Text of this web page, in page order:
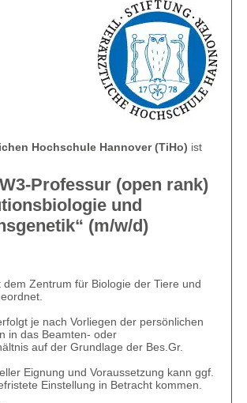
Hochschule Hannover (TiHo) ist
Professur (open rank)
und
(m/w/d)
dem Zentrum für Biologie der Tiere und
je nach Vorliegen der persönlichen
in das Beamten- oder
auf der Grundlage der Bes.Gr.
Eignung und Voraussetzung kann ggf.
Einstellung in Betracht kommen.